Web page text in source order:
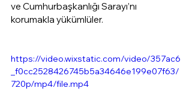
ve Cumhurbaşkanlığı Sarayı’nı
korumakla yükümlüler.
https://video.wixstatic.com/video/357ac6
_f0cc2528426745b5a34646e199e07f63/
720p/mp4/file.mp4